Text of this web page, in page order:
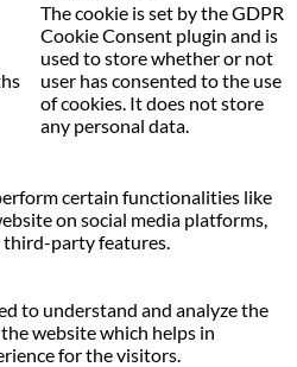
The cookie is set by the GDPR
Cookie Consent plugin and is
used to store whether or not
user has consented to the use
of cookies. It does not store
any personal data.
certain functionalities like
on social media platforms,
third-party features.
to understand and analyze the
website which helps in
for the visitors.